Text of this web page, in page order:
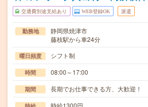
交通費別途支給あり WEB登録OK 派遣
勤務地
静岡県焼津市
藤枝駅から車24分
曜日頻度 シフト制
時間 08:00～17:00
期間 長期でお仕事できる方、大歓迎！
時給1300円